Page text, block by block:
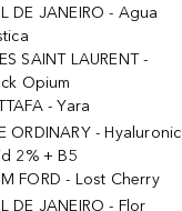
DE JANEIRO - Agua
SAINT LAURENT -
Opium
- Yara
ORDINARY - Hyaluronic
2% + B5
FORD - Lost Cherry
DE JANEIRO - Flor